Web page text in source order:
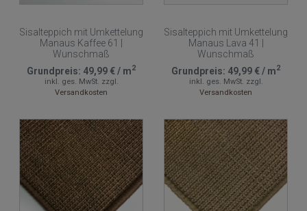
Sisalteppich mit Umkettelung
Manaus Kaffee 61 |
Wunschmaß
Grundpreis: 49,99 €/ m2
inkl. ges. MwSt. zzgl.
Versandkosten
Sisalteppich mit Umkettelung
Manaus Lava 41 |
Wunschmaß
Grundpreis: 49,99 €/ m2
inkl. ges. MwSt. zzgl.
Versandkosten